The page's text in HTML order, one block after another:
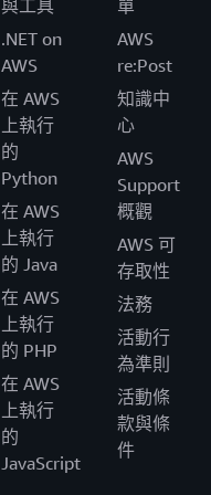
與工具
.NET on
AWS
在 AWS
上執行
的
Python
在 AWS
上執行
的 Java
在 AWS
上執行
的 PHP
在 AWS
上執行
的
JavaScript
單
AWS
re:Post
知識中
心
AWS
Support
概觀
AWS 可
存取性
法務
活動行
為準則
活動條
款與條
件